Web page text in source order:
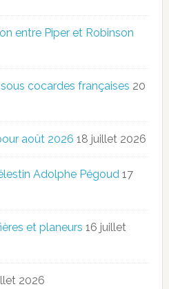
entre Piper et Robinson
cocardes françaises 20
août 2026 18 juillet 2026
Adolphe Pégoud 17
et planeurs 16 juillet
2026